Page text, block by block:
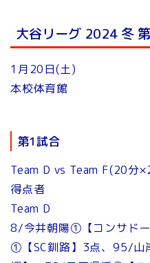
大谷リーグ 2024 冬
1月20日(土)
本校体育館
第1試合
Team D vs Team
得点者
Team D
8/今井朝陽①【コンサド
①【SC釧路】3点、95/山